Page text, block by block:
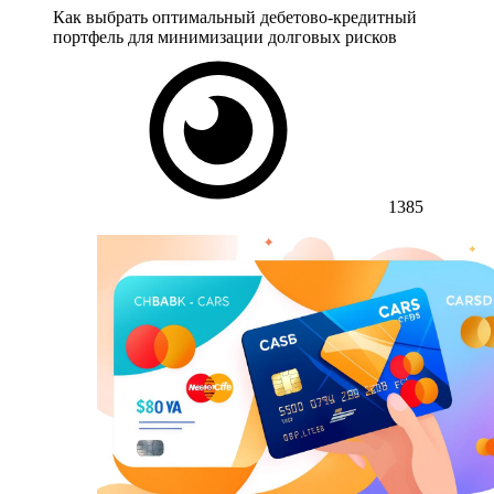
Как выбрать оптимальный дебетово-кредитный
портфель для минимизации долговых рисков
1385